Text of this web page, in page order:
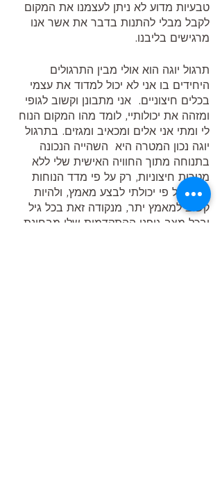
טבעיות מדוע לא ניתן לעצמנו את המקום
לקבל מבלי להתנות בדבר את אשר אנו
מרגישים בליבנו.
תרגול יוגה הוא אולי מבין התרגולים
היחידים בו אני לא יכול למדוד את עצמי
בכלים חיצוניים.  אני מתבונן וקשוב לגופי
ומזהה את יכולותיי, לומד מהו המקום הנוח
לי ומתי אני אלים ומכאיב ומגזים. בתרגול
יוגה נכון המטרה היא  השהייה הנכונה
בתנוחה מתוך החוויה האישית שלי ללא
מטרות חיצוניות, רק על פי מדד הנוחות
שלי, ועל פי יכולתי לבצע מאמץ, ולהיות
קשוב למאמץ יתר, מנקודה זאת בכל גיל
ובכל מצב גופני ההתקדמות שלי מבחינת